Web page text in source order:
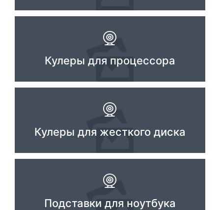
Кулеры для процессора
Кулеры для жесткого диска
Подставки для ноутбука